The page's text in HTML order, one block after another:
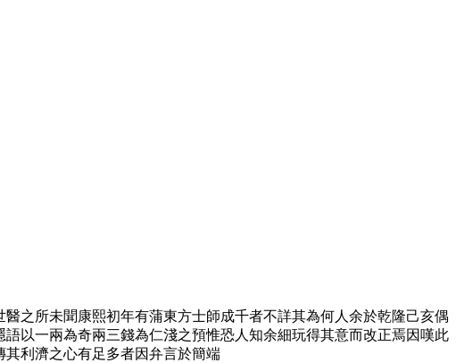
之所未聞康熙初年有蒲東方士師成千者不詳其為何人余於乾隆己亥偶
以一兩為奇兩三錢為仁淺之預惟恐人知余細玩得其意而改正焉因嘆此
利濟之心有足多者因弁言於簡端